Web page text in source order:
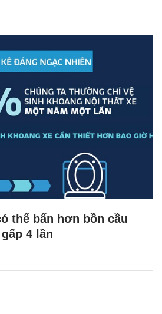
thể bẩn hơn bồn cầu
4 lần